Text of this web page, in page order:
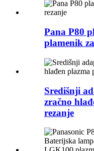
Pana P80
plamenik
Središnji
zračno
rezanje